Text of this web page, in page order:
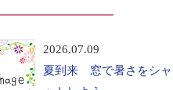
2026.07.09
夏到来 窓で暑さをシャ